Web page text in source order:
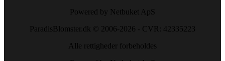
Powered by Netbuket ApS
ParadisBlomster.dk © 2006-2026 - CVR: 42335223
Alle rettigheder forbeholdes